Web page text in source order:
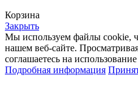
Корзина
Закрыть
Мы используем файлы cookie,
нашем веб-сайте.
соглашаетесь на
Подробная информация